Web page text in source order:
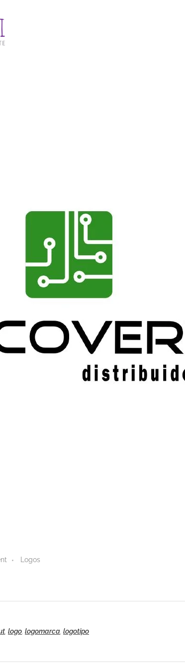
Logos
logo logomarca logotipo